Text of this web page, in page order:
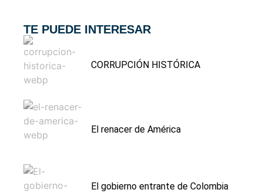
TE PUEDE INTERESAR
CORRUPCIÓN HISTÓRICA
El renacer de América
El gobierno entrante de Colombia